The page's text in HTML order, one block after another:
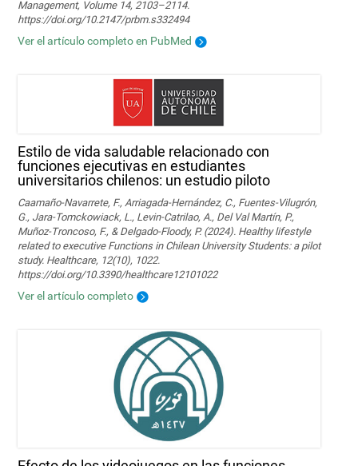
Management, Volume 14, 2103–2114.
https://doi.org/10.2147/prbm.s332494
Ver el artículo completo en PubMed
Estilo de vida saludable relacionado con
funciones ejecutivas en estudiantes
universitarios chilenos: un estudio piloto
Caamaño-Navarrete, F., Arriagada-Hernández, C., Fuentes-Vilugrón,
G., Jara-Tomckowiack, L., Levin-Catrilao, A., Del Val Martín, P.,
Muñoz-Troncoso, F., & Delgado-Floody, P. (2024). Healthy lifestyle
related to executive Functions in Chilean University Students: a pilot
study. Healthcare, 12(10), 1022.
https://doi.org/10.3390/healthcare12101022
Ver el artículo completo